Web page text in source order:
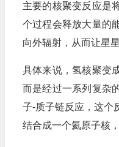
主要的核聚变反应是
个过程会释放大量的
向外辐射，从而让星
具体来说，氢核聚变
而是经过一系列复杂
子-质子链反应，这个
结合成一个氦原子核